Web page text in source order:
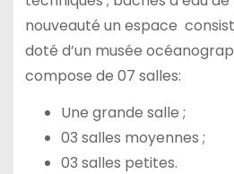
nouveauté un espace
doté d’un musée
compose de 07 salles:
Une grande salle ;
03 salles moyennes ;
03 salles petites.